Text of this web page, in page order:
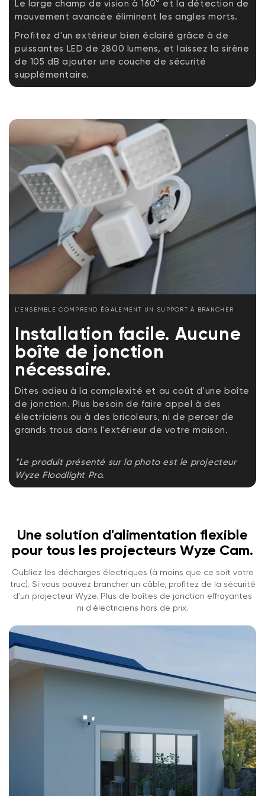
Learn more
Connectivity & Compatibility
IEEE802.11 b/g/n. Wi-Fi 2.4G b/g/n
Phone Compatibility: Android 9.0+, iOS
Warranty: 1 Year
Le large champ de vision à 160° et la détection de
mouvement avancée éliminent les angles morts.
Profitez d'un extérieur bien éclairé grâce à de
puissantes LED de 2800 lumens, et laissez la sirène
de 105 dB ajouter une couche de sécurité
supplémentaire.
L'ENSEMBLE COMPREND ÉGALEMENT UN SUPPORT À BRANCHER
Installation facile. Aucune
boîte de jonction
nécessaire.
Dites adieu à la complexité et au coût d'une boîte
de jonction. Plus besoin de faire appel à des
électriciens ou à des bricoleurs, ni de percer de
grands trous dans l'extérieur de votre maison.
*Le produit présenté sur la photo est le projecteur
Wyze Floodlight Pro.
Une solution d'alimentation flexible
pour tous les projecteurs Wyze Cam.
Oubliez les décharges électriques (à moins que ce soit votre
truc). Si vous pouvez brancher un câble, profitez de la sécurité
d'un projecteur Wyze. Plus de boîtes de jonction effrayantes
ni d'électriciens hors de prix.